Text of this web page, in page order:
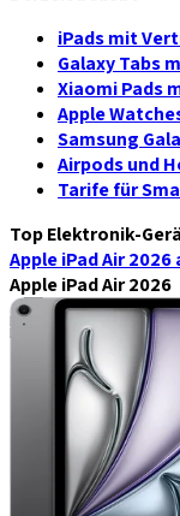
iPads mit
Galaxy Tabs
Xiaomi Pads
Apple
Samsung
Airpods und
Tarife für
Top Elektronik-
Apple iPad Air 2026
Apple iPad Air 2026